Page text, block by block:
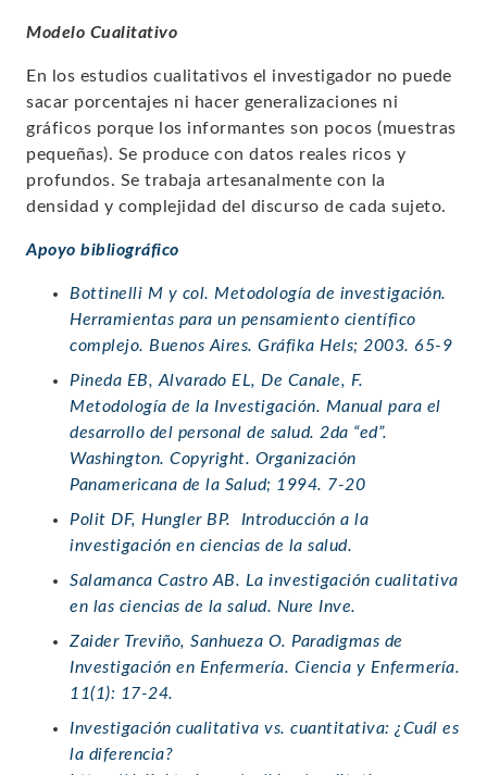
Modelo Cualitativo
En los estudios cualitativos el investigador no puede
sacar porcentajes ni hacer generalizaciones ni
gráficos porque los informantes son pocos (muestras
pequeñas). Se produce con datos reales ricos y
profundos. Se trabaja artesanalmente con la
densidad y complejidad del discurso de cada sujeto.
Apoyo bibliográfico
Bottinelli M y col. Metodología de investigación.
Herramientas para un pensamiento científico
complejo. Buenos Aires. Gráfika Hels; 2003. 65-9
Pineda EB, Alvarado EL, De Canale, F.
Metodología de la Investigación. Manual para el
desarrollo del personal de salud. 2da “ed”.
Washington. Copyright. Organización
Panamericana de la Salud; 1994. 7-20
Polit DF, Hungler BP. Introducción a la
investigación en ciencias de la salud.
Salamanca Castro AB. La investigación cualitativa
en las ciencias de la salud. Nure Inve.
Zaider Treviño, Sanhueza O. Paradigmas de
Investigación en Enfermería. Ciencia y Enfermería.
11(1): 17-24.
Investigación cualitativa vs. cuantitativa: ¿Cuál es
la diferencia?